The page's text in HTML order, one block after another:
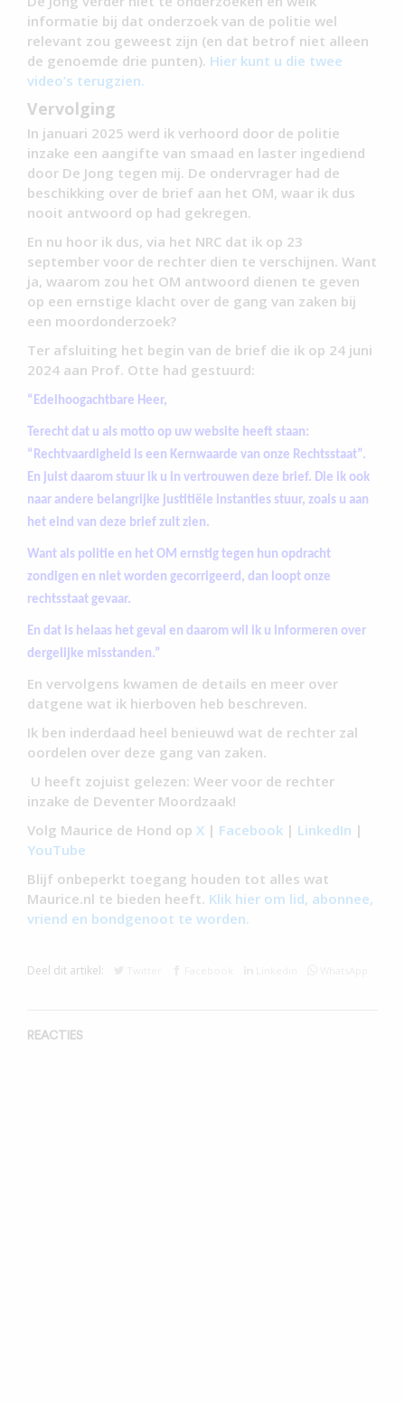
informatie bij dat onderzoek van de politie wel
relevant zou geweest zijn (en dat betrof niet alleen
de genoemde drie punten). Hier kunt u die twee
video’s terugzien.
Vervolging
In januari 2025 werd ik verhoord door de politie
inzake een aangifte van smaad en laster ingediend
door De Jong tegen mij. De ondervrager had de
beschikking over de brief aan het OM, waar ik dus
nooit antwoord op had gekregen.
En nu hoor ik dus, via het NRC dat ik op 23
september voor de rechter dien te verschijnen. Want
ja, waarom zou het OM antwoord dienen te geven
op een ernstige klacht over de gang van zaken bij
een moordonderzoek?
Ter afsluiting het begin van de brief die ik op 24 juni
2024 aan Prof. Otte had gestuurd:
“Edelhoogachtbare Heer,
Terecht dat u als motto op uw website heeft staan:
“ Rechtvaardigheid is een Kernwaarde van onze Rechtsstaat”.
En juist daarom stuur ik u in vertrouwen deze brief. Die ik ook
naar andere belangrijke justitiële instanties stuur, zoals u aan
het eind van deze brief zult zien.
Want als politie en het OM ernstig tegen hun opdracht
zondigen en niet worden gecorrigeerd, dan loopt onze
rechtsstaat gevaar.
En dat is helaas het geval en daarom wil ik u informeren over
dergelijke misstanden.”
En vervolgens kwamen de details en meer over
datgene wat ik hierboven heb beschreven.
Ik ben inderdaad heel benieuwd wat de rechter zal
oordelen over deze gang van zaken.
U heeft zojuist gelezen: Weer voor de rechter
inzake de Deventer Moordzaak!
Volg Maurice de Hond op X | Facebook | LinkedIn |
YouTube
Blijf onbeperkt toegang houden tot alles wat
Maurice.nl te bieden heeft. Klik hier om lid, abonnee,
vriend en bondgenoot te worden.
Deel dit artikel:
REACTIES